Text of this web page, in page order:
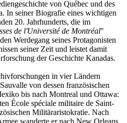
von Québec und des
In seiner Biografie eines wichtigen
20. Jahrhunderts, die im
de l'Université de Montréal"
Werdegang seines Protagonisten
seiner Zeit und leistet damit
der Geschichte Kanadas.
in vier Ländern
von dessen französischen
bis nach Montreal und Ottawa:
École spéciale militaire de Saint-
Militäraristokratie. Nach
wanderte er nach New Orleans